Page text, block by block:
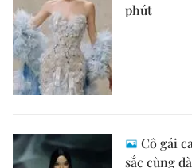
phút
Cô gái
sắc cùng